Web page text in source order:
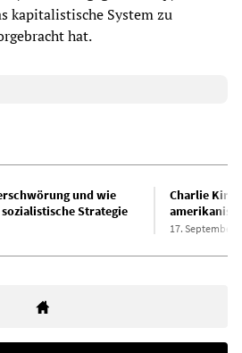
kapitalistische System zu
hat.
und wie
Strategie
Charlie Kirk
17. September